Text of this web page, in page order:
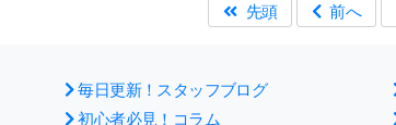
先頭 前へ
毎日更新！スタッフブログ
初心者必見！コラム